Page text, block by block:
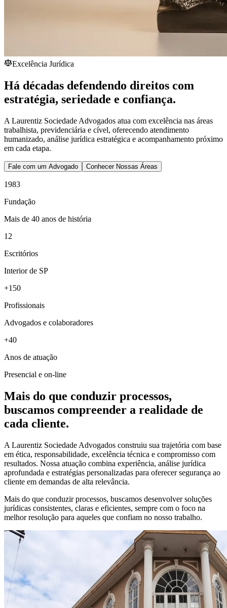
Excelência Jurídica
Há décadas defendendo direitos com
estratégia, seriedade e confiança.
A Laurentiz Sociedade Advogados atua com excelência nas áreas
trabalhista, previdenciária e cível, oferecendo atendimento
humanizado, análise jurídica estratégica e acompanhamento próximo
em cada etapa.
Fale com um Advogado Conhecer Nossas Áreas
1983
Fundação
Mais de 40 anos de história
12
Escritórios
Interior de SP
+150
Profissionais
Advogados e colaboradores
+40
Anos de atuação
Presencial e on-line
Mais do que conduzir processos,
buscamos compreender a realidade de
cada cliente.
A Laurentiz Sociedade Advogados construiu sua trajetória com base
em ética, responsabilidade, excelência técnica e compromisso com
resultados. Nossa atuação combina experiência, análise jurídica
aprofundada e estratégias personalizadas para oferecer segurança ao
cliente em demandas de alta relevância.
Mais do que conduzir processos, buscamos desenvolver soluções
jurídicas consistentes, claras e eficientes, sempre com o foco na
melhor resolução para aqueles que confiam no nosso trabalho.